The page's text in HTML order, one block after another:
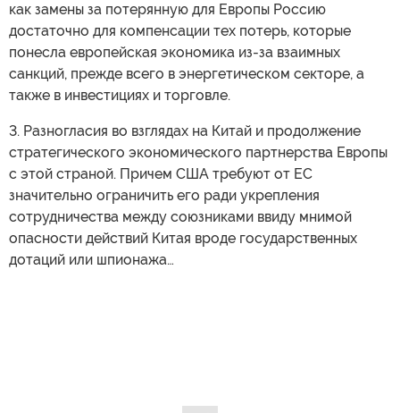
как замены за потерянную для Европы Россию
достаточно для компенсации тех потерь, которые
понесла европейская экономика из-за взаимных
санкций, прежде всего в энергетическом секторе, а
также в инвестициях и торговле.
3. Разногласия во взглядах на Китай и продолжение
стратегического экономического партнерства Европы
с этой страной. Причем США требуют от ЕС
значительно ограничить его ради укрепления
сотрудничества между союзниками ввиду мнимой
опасности действий Китая вроде государственных
дотаций или шпионажа…